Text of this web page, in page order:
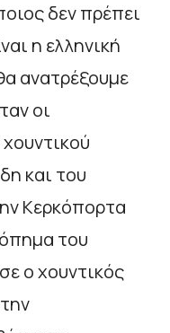
δεν πρέπει
η ελληνική
ανατρέξουμε
οι
και του
Κερκόπορτα
του
ο χουντικός